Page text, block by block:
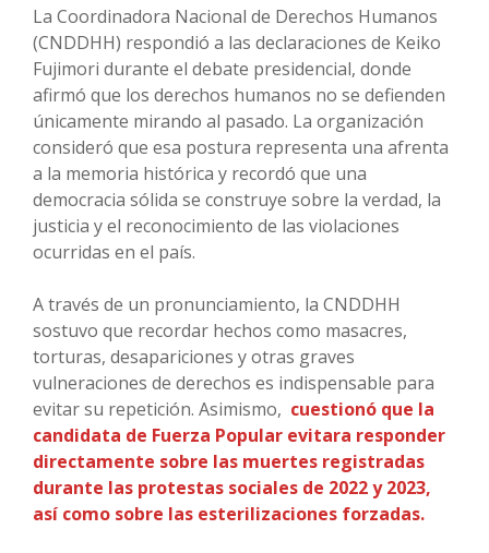
La Coordinadora Nacional de Derechos Humanos
(CNDDHH) respondió a las declaraciones de Keiko
Fujimori durante el debate presidencial, donde
afirmó que los derechos humanos no se defienden
únicamente mirando al pasado. La organización
consideró que esa postura representa una afrenta
a la memoria histórica y recordó que una
democracia sólida se construye sobre la verdad, la
justicia y el reconocimiento de las violaciones
ocurridas en el país.
A través de un pronunciamiento, la CNDDHH
sostuvo que recordar hechos como masacres,
torturas, desapariciones y otras graves
vulneraciones de derechos es indispensable para
evitar su repetición. Asimismo, cuestionó que la
candidata de Fuerza Popular evitara responder
directamente sobre las muertes registradas
durante las protestas sociales de 2022 y 2023,
así como sobre las esterilizaciones forzadas.